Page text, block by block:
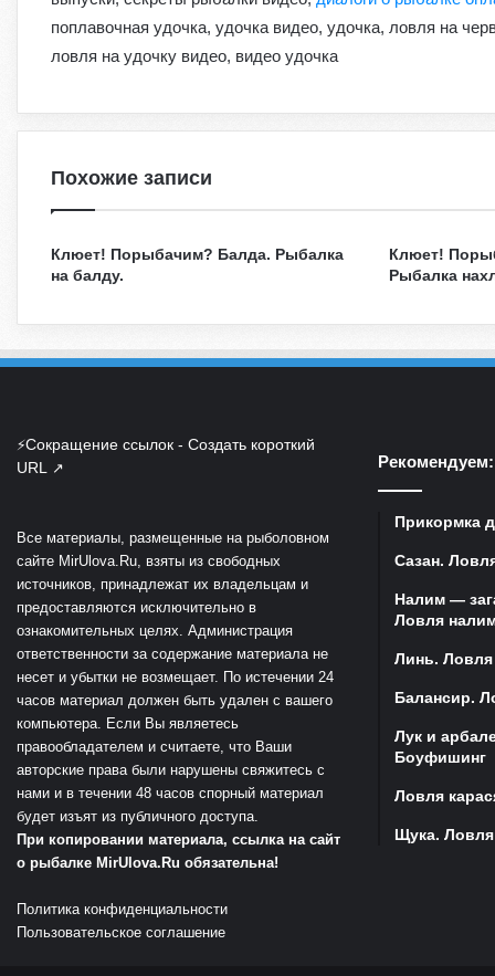
поплавочная удочка, удочка видео, удочка, ловля на
ловля на удочку видео, видео удочка
Похожие записи
Клюет! Порыбачим? Балда. Рыбалка
на балду.
Клюет!
Рыбалка
⚡Сокращение ссылок - Создать короткий
URL ↗
Все материалы, размещенные на рыболовном
сайте MirUlova.Ru, взяты из свободных
источников, принадлежат их владельцам и
предоставляются исключительно в
ознакомительных целях. Администрация
ответственности за содержание материала не
несет и убытки не возмещает. По истечении 24
часов материал должен быть удален с вашего
компьютера. Если Вы являетесь
правообладателем и считаете, что Ваши
авторские права были нарушены свяжитесь с
нами и в течении 48 часов спорный материал
будет изъят из публичного доступа.
При копировании материала, ссылка на сайт
о рыбалке MirUlova.Ru обязательна!
Политика конфиденциальности
Пользовательское соглашение
Рекомендуем:
Прикормка
Сазан.
Налим —
Ловля
Линь. Ловля
Балансир.
Лук и
Боуфишинг
Ловля
Щука.